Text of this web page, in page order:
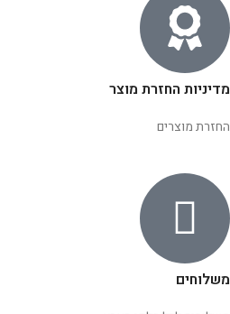
מדיניות החזרת מוצר
החזרת מוצרים
משלוחים